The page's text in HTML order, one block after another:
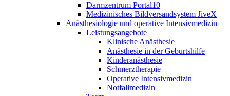
Darmzentrum Portal10
Medizinisches Bildversandsystem JiveX
Anästhesiologie und operative Intensivmedizin
Leistungsangebote
Klinische Anästhesie
Anästhesie in der Geburtshilfe
Kinderanästhesie
Schmerztherapie
Operative Intensivmedizin
Notfallmedizin